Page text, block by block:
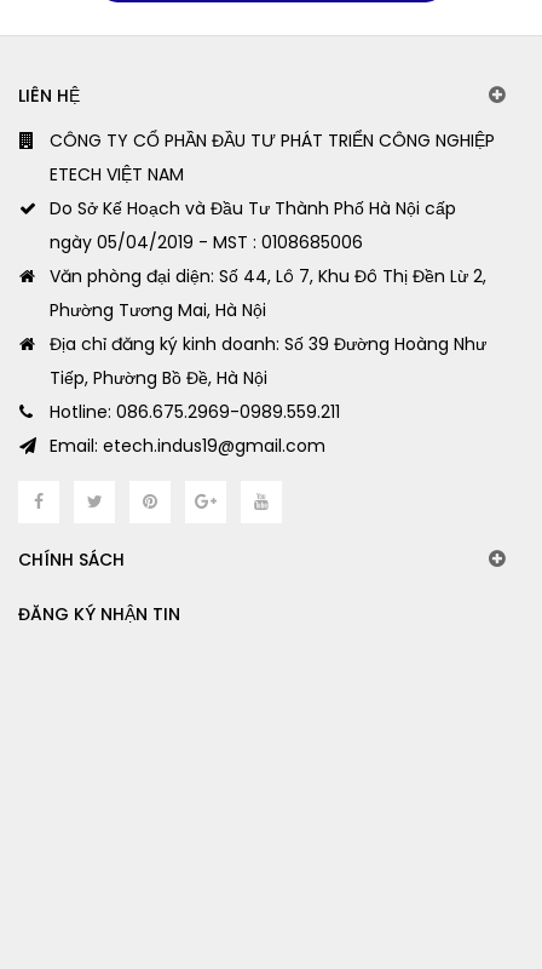
LIÊN HỆ
CÔNG TY CỔ PHẦN ĐẦU TƯ PHÁT TRIỂN CÔNG NGHIỆP
ETECH VIỆT NAM
Do Sở Kế Hoạch và Đầu Tư Thành Phố Hà Nội cấp
ngày 05/04/2019 - MST : 0108685006
Văn phòng đại diện: Số 44, Lô 7, Khu Đô Thị Đền Lừ 2,
Phường Tương Mai, Hà Nội
Địa chỉ đăng ký kinh doanh: Số 39 Đường Hoàng Như
Tiếp, Phường Bồ Đề, Hà Nội
Hotline: 086.675.2969-0989.559.211
Email: etech.indus19@gmail.com
CHÍNH SÁCH
ĐĂNG KÝ NHẬN TIN